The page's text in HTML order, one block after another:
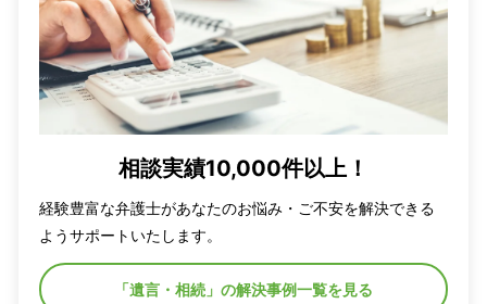
相談実績10,000件以上！
経験豊富な弁護士があなたのお悩み・ご不安を解決できる
ようサポートいたします。
「遺言・相続」の解決事例一覧を見る